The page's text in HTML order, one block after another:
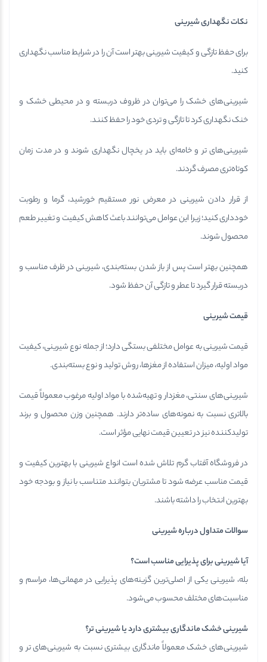
نکات نگهداری شیرینی
برای حفظ تازگی و کیفیت شیرینی بهتر است آن را در شرایط مناسب نگهداری
کنید.
شیرینی‌های خشک را می‌توان در ظروف دربسته و در محیطی خشک و
خنک نگهداری کرد تا تازگی و تردی خود را حفظ کنند.
شیرینی‌های تر و خامه‌ای باید در یخچال نگهداری شوند و در مدت زمان
کوتاه‌تری مصرف گردند.
از قرار دادن شیرینی در معرض نور مستقیم خورشید، گرما و رطوبت
خودداری کنید؛ زیرا این عوامل می‌توانند باعث کاهش کیفیت و تغییر طعم
محصول شوند.
همچنین بهتر است پس از باز شدن بسته‌بندی، شیرینی در ظرف مناسب و
دربسته قرار گیرد تا عطر و تازگی آن حفظ شود.
قیمت شیرینی
قیمت شیرینی به عوامل مختلفی بستگی دارد؛ از جمله نوع شیرینی، کیفیت
مواد اولیه، میزان استفاده از مغزها، روش تولید و نوع بسته‌بندی.
شیرینی‌های سنتی، مغزدار و تهیه‌شده با مواد اولیه مرغوب معمولاً قیمت
بالاتری نسبت به نمونه‌های ساده‌تر دارند. همچنین وزن محصول و برند
تولیدکننده نیز در تعیین قیمت نهایی مؤثر است.
در فروشگاه آفتاب گرم تلاش شده است انواع شیرینی با بهترین کیفیت و
قیمت مناسب عرضه شود تا مشتریان بتوانند متناسب با نیاز و بودجه خود
بهترین انتخاب را داشته باشند.
سوالات متداول درباره شیرینی
آیا شیرینی برای پذیرایی مناسب است؟
بله، شیرینی یکی از اصلی‌ترین گزینه‌های پذیرایی در مهمانی‌ها، مراسم و
مناسبت‌های مختلف محسوب می‌شود.
شیرینی خشک ماندگاری بیشتری دارد یا شیرینی تر؟
شیرینی‌های خشک معمولاً ماندگاری بیشتری نسبت به شیرینی‌های تر و